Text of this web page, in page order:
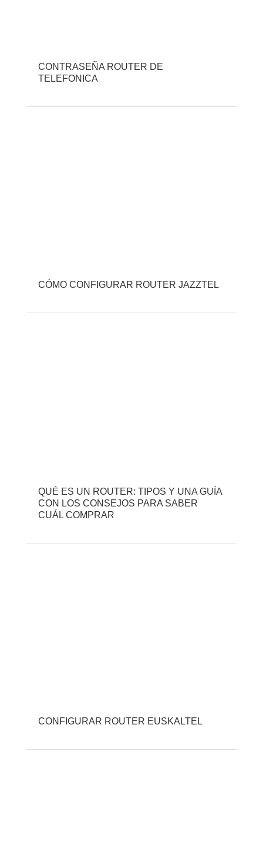
CONTRASEÑA ROUTER DE
TELEFONICA
CÓMO CONFIGURAR ROUTER JAZZTEL
QUÉ ES UN ROUTER: TIPOS Y UNA GUÍA
CON LOS CONSEJOS PARA SABER
CUÁL COMPRAR
CONFIGURAR ROUTER EUSKALTEL